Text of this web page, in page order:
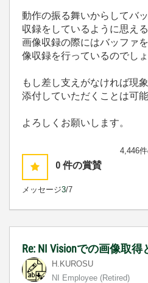
動作の振る舞いからしてバ
収録をしているように思える
画像収録の際にはバッファ
像収録を行っているのでし
もし差し支えがなければ現
添付していただくことは可
よろしくお願いします。
0 件の賞賛
メッセージ3/7
4,446
Re: NI Visionでの画像取得
H.KUROSU
NI Employee (retired)